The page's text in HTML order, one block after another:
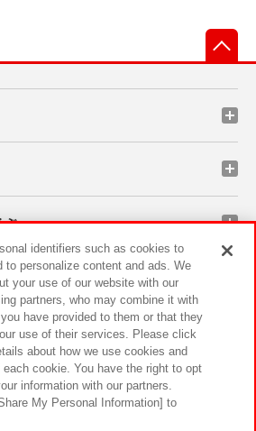
ぶ
ーン
ステナビリティ サイトポリシー
ウェブアクセシビリティ方針と検証結果
ともに
identifiers such as cookies to
to personalize content and ads. We
your use of our website with our
partners, who may combine it with
have provided to them or that they
use of their services. Please click
about how we use cookies and
cookie. You have the right to opt
information with our partners.
My Personal Information] to